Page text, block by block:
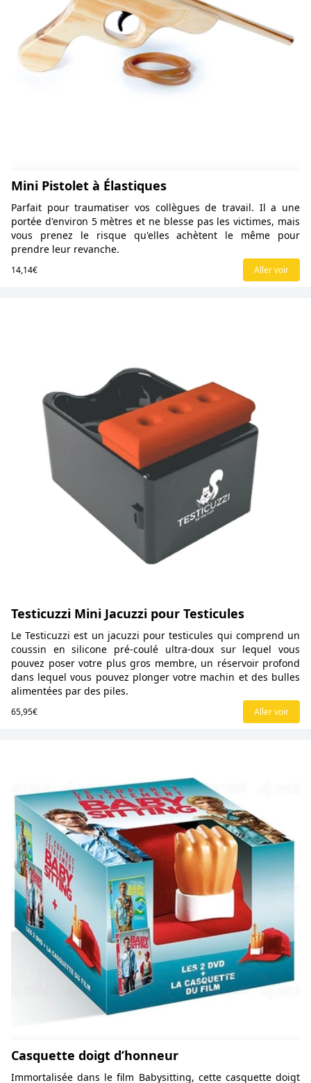
Mini Pistolet à Élastiques
Parfait pour traumatiser vos collègues de travail. Il a une
portée d'environ 5 mètres et ne blesse pas les victimes, mais
vous prenez le risque qu'elles achètent le même pour
prendre leur revanche.
14,14€ Aller voir
Testicuzzi Mini Jacuzzi pour Testicules
Le Testicuzzi est un jacuzzi pour testicules qui comprend un
coussin en silicone pré-coulé ultra-doux sur lequel vous
pouvez poser votre plus gros membre, un réservoir profond
dans lequel vous pouvez plonger votre machin et des bulles
alimentées par des piles.
65,95€ Aller voir
Casquette doigt d’honneur
Immortalisée dans le film Babysitting, cette casquette doigt